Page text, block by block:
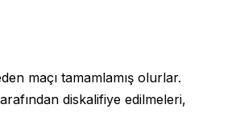
maçı tamamlamış olurlar.
diskalifiye edilmeleri,